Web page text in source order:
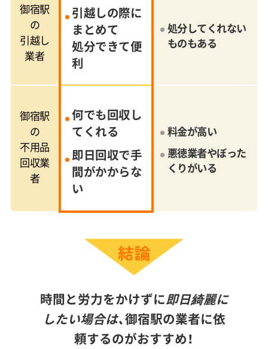
御宿駅
の
引越し
業者
引越しの際に
まとめて
処分できて便
利
処分してくれない
ものもある
御宿駅
の
不用品
回収業
者
何でも回収し
てくれる
即日回収で手
間がかからな
い
料金が高い
悪徳業者やぼった
くりがいる
時間と労力をかけずに即日綺麗に
したい場合は、御宿駅の業者に依
頼するのがおすすめ！